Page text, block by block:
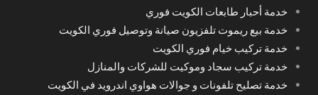
خدمة أحبار طابعات الكويت فوري
خدمة بيع ريموت تلفزيون صيانة وتوصيل فوري الكويت
خدمة تركيب خيام فوري الكويت
خدمة تركيب سجاد وموكيت للشركات والمنازل
خدمة تصليح تلفونات و جوالات هواوي اندرويد في الكويت